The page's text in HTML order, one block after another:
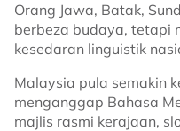
Orang Jawa, Batak,
berbeza budaya, tetapi
kesedaran linguistik
Malaysia pula semakin
menganggap Bahasa
majlis rasmi kerajaan,